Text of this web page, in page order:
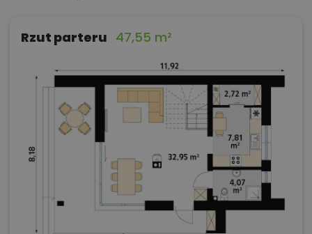
Rzut parteru 47,55 m²